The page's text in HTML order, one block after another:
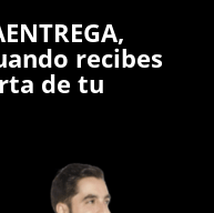
recibes
de tu